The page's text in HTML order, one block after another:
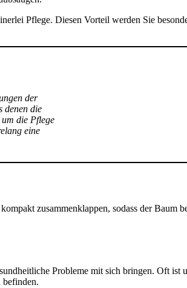
Pflege. Diesen Vorteil werden Sie
der
denen die
die Pflege
eine
zusammenklappen, sodass der Baum
Probleme mit sich bringen. Oft ist
befinden.